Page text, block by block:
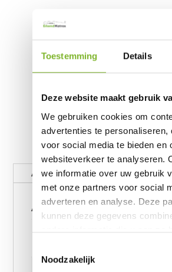
Toestemming Details
Deze website maakt gebruik
We gebruiken cookies om
advertenties te personaliseren,
voor social media te bieden en
websiteverkeer te analyseren.
we informatie over uw gebruik
met onze partners voor social
adverteren en analyse. Deze
kunnen deze gegevens
basis van uw gebruik van hun
Noodzakelijk
Aanvullende informatie
Aanvullende